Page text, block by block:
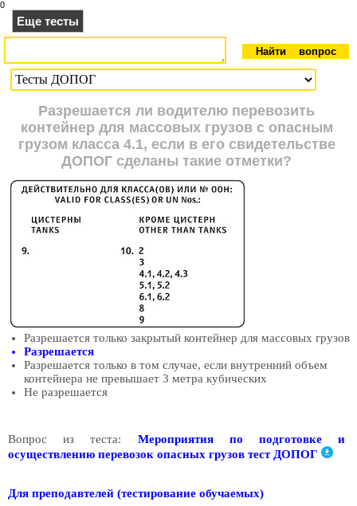
0
Еще тесты
Разрешается ли водителю перевозить
контейнер для массовых грузов с опасным
грузом класса 4.1, если в его свидетельстве
ДОПОГ сделаны такие отметки?
Разрешается только закрытый контейнер для массовых грузов
Разрешается
Разрешается только в том случае, если внутренний объем
контейнера не превышает 3 метра кубических
Не разрешается
Вопрос из теста: Мероприятия по подготовке и
осуществлению перевозок опасных грузов тест ДОПОГ
Для преподавтелей (тестирование обучаемых)